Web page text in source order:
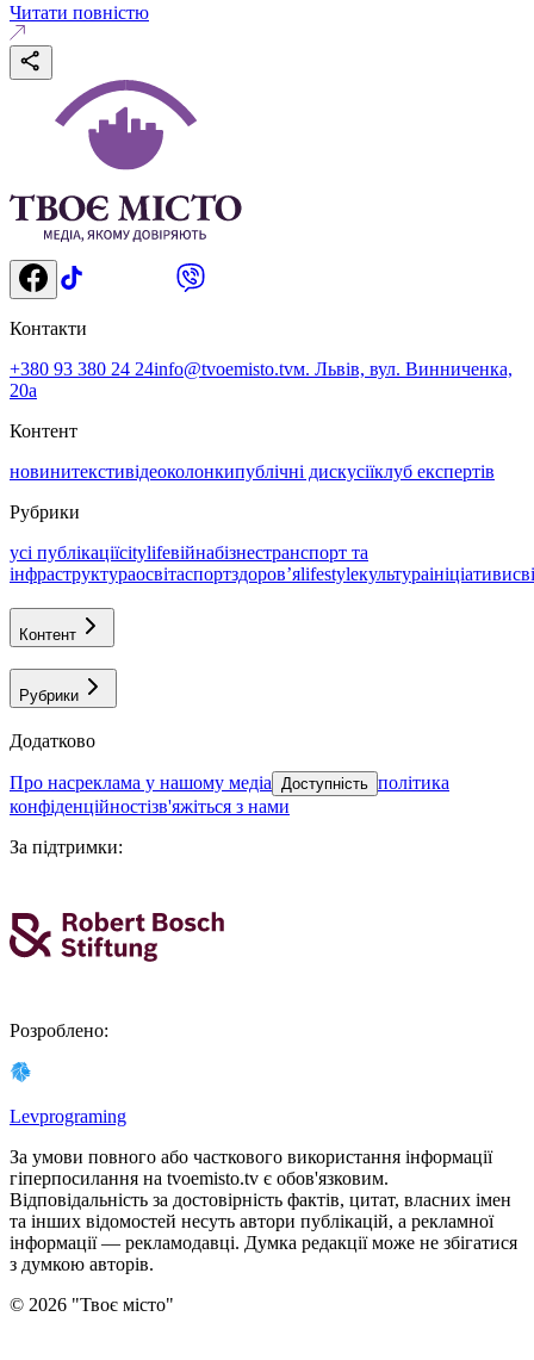
Читати повністю
Контакти
+380 93 380 24 24info@tvoemisto.tvм. Львів, вул. Винниченка,
20а
Контент
новинитекстивідеоколонкипублічні дискусіїклуб експертів
Рубрики
усі публікаціїcitylifeвійнабізнестранспорт та
інфраструктураосвітаспортздоровʼяlifestyleкультураініціативи
Контент
Рубрики
Додатково
про насреклама у нашому медіа Доступність політика
конфіденційностізв'яжіться з нами
За підтримки:
Розроблено:
Levprograming
За умови повного або часткового використання iнформацiї
гіперпосилання на tvoemisto.tv є обов'язковим.
Відповідальність за достовірність фактів, цитат, власних імен
та інших відомостей несуть автори публікацій, а рекламної
інформації — рекламодавці. Думка редакцiї може не збiгатися
з думкою авторiв.
© 2026 "Твоє місто"